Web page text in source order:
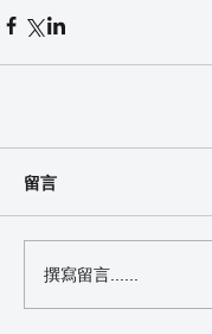
留言
撰寫留言......